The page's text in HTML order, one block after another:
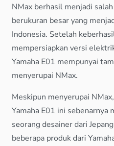
NMax berhasil menjadi
berukuran besar yang
Indonesia. Setelah
mempersiapkan versi
Yamaha E01 mempunyai
menyerupai NMax.
Meskipun menyerupai
Yamaha E01 ini sebenarnya
seorang desainer dari
beberapa produk dari